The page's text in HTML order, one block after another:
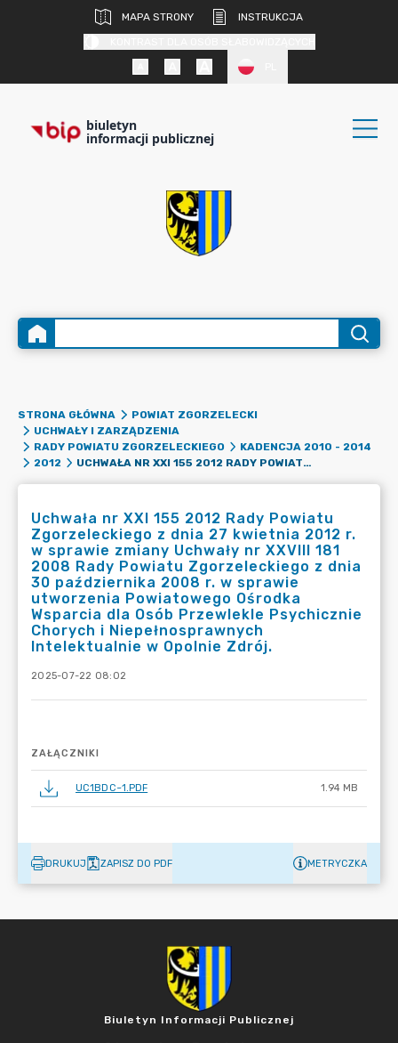
MAPA STRONY
INSTRUKCJA
biuletyn
informacji publicznej
STRONA GŁÓWNA
POWIAT ZGORZELECKI
UCHWAŁY I ZARZĄDZENIA
RADY POWIATU ZGORZELECKIEGO
KADENCJA 2010 - 2014
2012
UCHWAŁA NR XXI 155 2012 RADY POWIATU ZGORZELECKIEGO Z DNIA 27 KWIETNIA 2012 R. W SPRAWIE ZMIANY UCHWAŁY NR XXVIII 181 2008 RADY POWIATU ZGORZELECKIEGO Z DNIA 30 PAŹDZIERNIKA 2008 R. W SPRAWIE UTWORZENIA POWIATOWEGO OŚRODKA WSPARCIA DLA OSÓB PRZEWLEKLE PSYCHICZNIE CHORYCH I NIEPEŁNOSPRAWNYCH INTELEKTUALNIE W OPOLNIE ZDRÓJ.
Uchwała nr XXI 155 2012 Rady Powiatu
Zgorzeleckiego z dnia 27 kwietnia 2012 r.
w sprawie zmiany Uchwały nr XXVIII 181
2008 Rady Powiatu Zgorzeleckiego z dnia
30 października 2008 r. w sprawie
utworzenia Powiatowego Ośrodka
Wsparcia dla Osób Przewlekle Psychicznie
Chorych i Niepełnosprawnych
Intelektualnie w Opolnie Zdrój.
2025-07-22 08:02
ZAŁĄCZNIKI
UC1BDC~1.PDF 1.94 MB
DRUKUJ ZAPISZ DO PDF METRYCZKA
Biuletyn Informacji Publicznej